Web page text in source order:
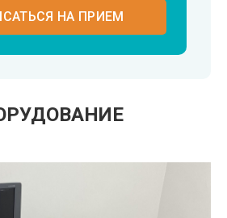
НА ПРИЕМ